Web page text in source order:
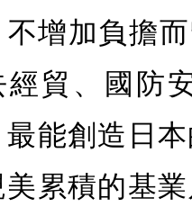
增加負擔
經貿、國防
最能創造日
累積的基